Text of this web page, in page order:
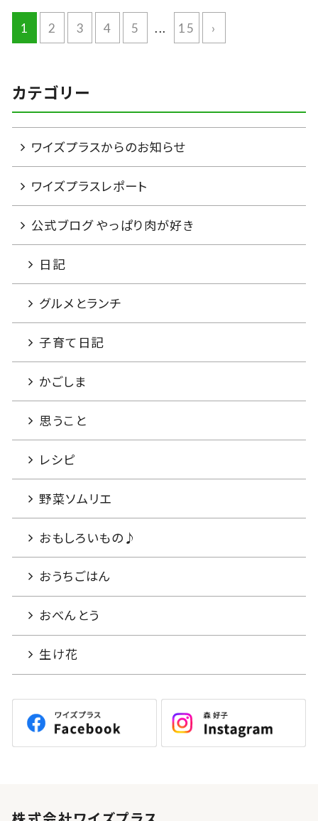
1 2 3 4 5 ... ›
15
カテゴリー
ワイズプラスからのお知らせ
ワイズプラスレポート
公式ブログ やっぱり肉が好き
日記
グルメとランチ
子育て日記
かごしま
思うこと
レシピ
野菜ソムリエ
おもしろいもの♪
おうちごはん
おべんとう
生け花